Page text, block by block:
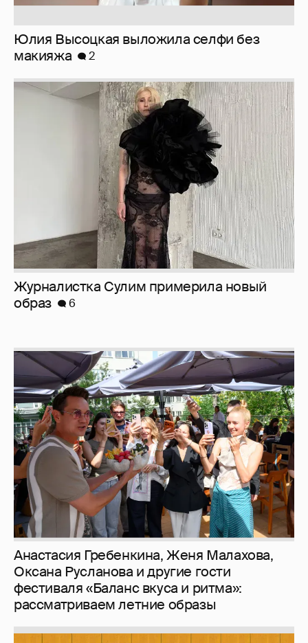
Юлия Высоцкая выложила селфи без
макияжа
2
Журналистка Сулим примерила новый
образ
6
Анастасия Гребенкина, Женя Малахова,
Оксана Русланова и другие гости
фестиваля «Баланс вкуса и ритма»:
рассматриваем летние образы